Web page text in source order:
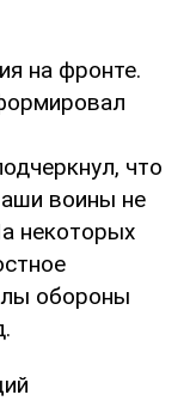
на фронте.
что
воины не
некоторых
обороны